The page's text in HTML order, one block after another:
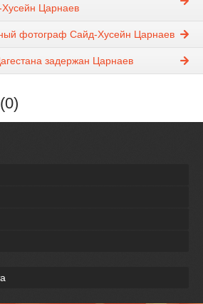
Царнаев
фотограф Сайд-Хусейн Царнаев
задержан Царнаев